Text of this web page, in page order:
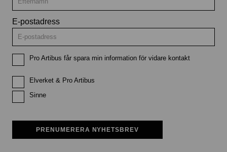
E-postadress
Pro Artibus får spara min information för vidare kontakt
Elverket & Pro Artibus
Sinne
PRENUMERERA NYHETSBREV